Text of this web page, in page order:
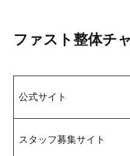
ファスト整体チ
公式サイト
スタッフ募集サイト